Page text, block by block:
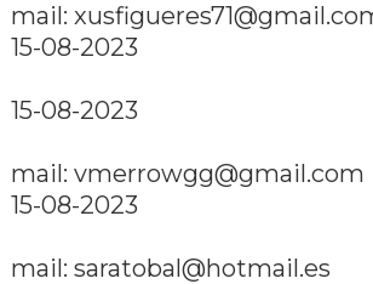
mail:
15-08-2023
15-08-2023
mail: vmerrowgg@gmail.com
15-08-2023
mail: saratobal@hotmail.es